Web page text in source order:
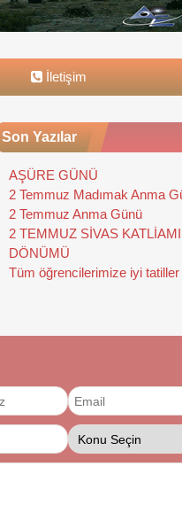
İletişim
Son Yazılar
AŞÜRE GÜNÜ
2 Temmuz Madımak Anma
2 Temmuz Anma Günü
2 TEMMUZ SİVAS
DÖNÜMÜ
Tüm öğrencilerimize iyi tatiller